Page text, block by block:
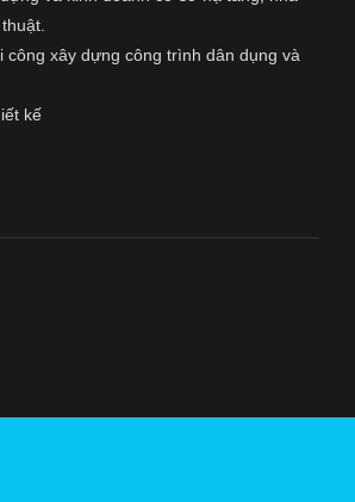
công xây dựng công trình dân dụng và
kế